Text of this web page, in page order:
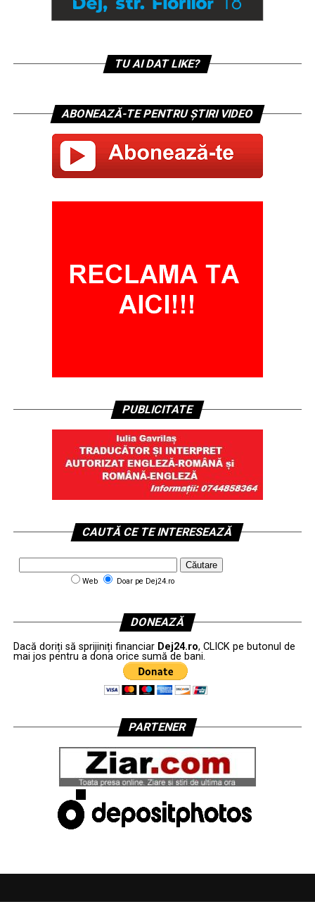
TU AI DAT LIKE?
ABONEAZĂ-TE PENTRU ȘTIRI VIDEO
PUBLICITATE
CAUTĂ CE TE INTERESEAZĂ
Web Doar pe Dej24.ro
DONEAZĂ
Dacă doriți să sprijiniți financiar Dej24.ro, CLICK pe butonul de
mai jos pentru a dona orice sumă de bani.
PARTENER